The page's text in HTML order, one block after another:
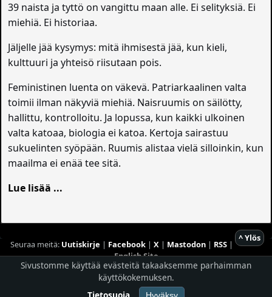
39 naista ja tyttö on vangittu maan alle. Ei selityksiä. Ei
miehiä. Ei historiaa.
Jäljelle jää kysymys: mitä ihmisestä jää, kun kieli,
kulttuuri ja yhteisö riisutaan pois.
Feministinen luenta on väkevä. Patriarkaalinen valta
toimii ilman näkyviä miehiä. Naisruumis on säilötty,
hallittu, kontrolloitu. Ja lopussa, kun kaikki ulkoinen
valta katoaa, biologia ei katoa. Kertoja sairastuu
sukuelinten syöpään. Ruumis alistaa vielä silloinkin, kun
maailma ei enää tee sitä.
Lue lisää ...
^ Ylös
Seuraa meitä: Uutiskirje | Facebook| X| Mastodon| RSS|
English Site
Hostingpalvelun tarjoaaPlaneetta Internet Oy
© 1996 - 2026 Risingshadow. Kaikki oikeudet pidätetään.
Sivustomme käyttää evästeitä takaaksemme parhaimman
käyttökokemuksen.